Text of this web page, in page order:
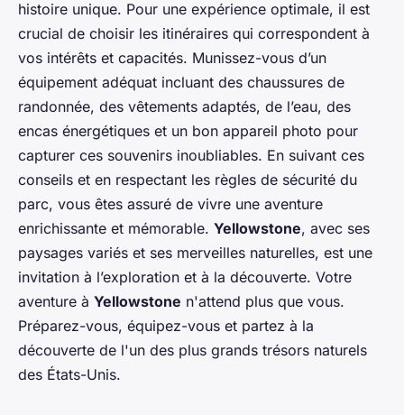
histoire unique. Pour une expérience optimale, il est
crucial de choisir les itinéraires qui correspondent à
vos intérêts et capacités. Munissez-vous d’un
équipement adéquat incluant des chaussures de
randonnée, des vêtements adaptés, de l’eau, des
encas énergétiques et un bon appareil photo pour
capturer ces souvenirs inoubliables. En suivant ces
conseils et en respectant les règles de sécurité du
parc, vous êtes assuré de vivre une aventure
enrichissante et mémorable. Yellowstone, avec ses
paysages variés et ses merveilles naturelles, est une
invitation à l’exploration et à la découverte. Votre
aventure à Yellowstone n'attend plus que vous.
Préparez-vous, équipez-vous et partez à la
découverte de l'un des plus grands trésors naturels
des États-Unis.